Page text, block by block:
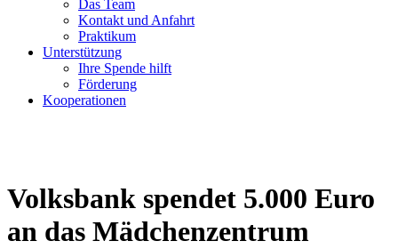
Das Team
Kontakt und Anfahrt
Praktikum
Unterstützung
Ihre Spende hilft
Förderung
Kooperationen
Volksbank spendet 5.000 Euro
an das Mädchenzentrum